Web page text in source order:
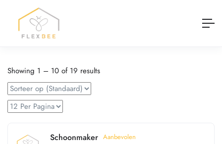
Showing 1 – 10 of 19 results
Schoonmaker Aanbevolen